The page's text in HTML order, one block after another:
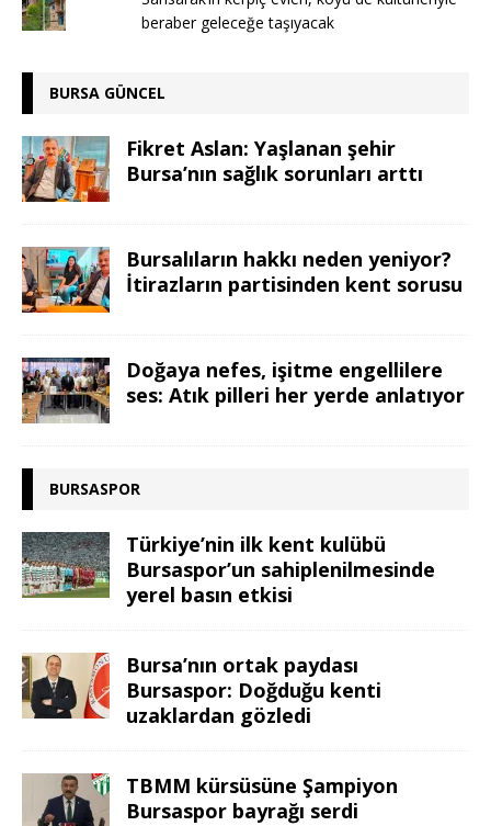
beraber geleceğe taşıyacak
BURSA GÜNCEL
Fikret Aslan: Yaşlanan şehir
Bursa’nın sağlık sorunları arttı
Bursalıların hakkı neden yeniyor?
İtirazların partisinden kent sorusu
Doğaya nefes, işitme engellilere
ses: Atık pilleri her yerde anlatıyor
BURSASPOR
Türkiye’nin ilk kent kulübü
Bursaspor’un sahiplenilmesinde
yerel basın etkisi
Bursa’nın ortak paydası
Bursaspor: Doğduğu kenti
uzaklardan gözledi
TBMM kürsüsüne Şampiyon
Bursaspor bayrağı serdi